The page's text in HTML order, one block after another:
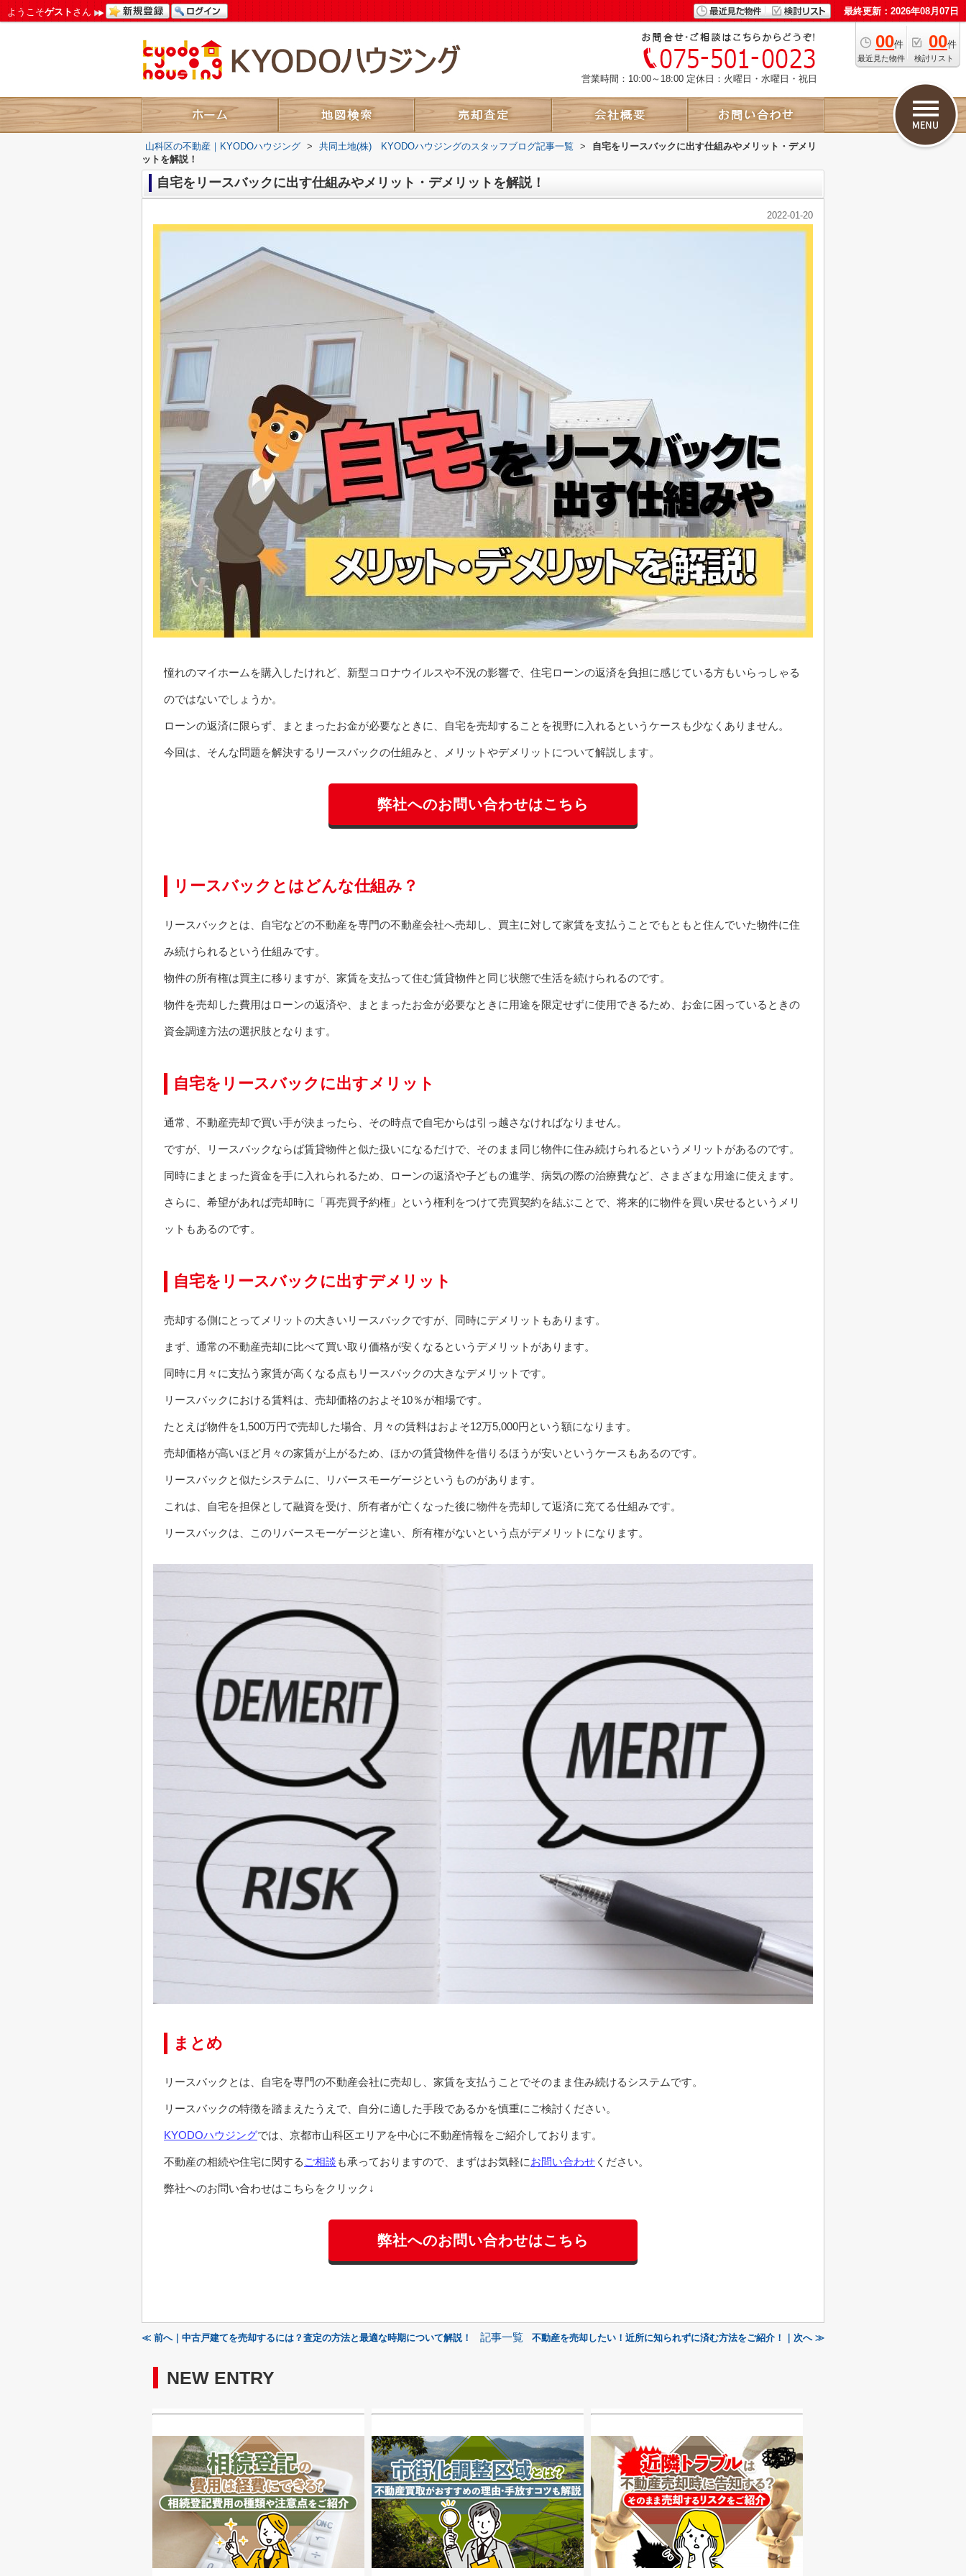
ようこそゲストさん 最終更新：2026年08月07日
00件
最近見た物件
00件
検討リスト
営業時間：10:00～18:00 定休日：火曜日・水曜日・祝日
山科区の不動産｜KYODOハウジング > 共同土地(株) KYODOハウジングのスタッフブログ記事一覧 >
自宅をリースバックに出す仕組みやメリット・デメリ
ットを解説！
自宅をリースバックに出す仕組みやメリット・デメリットを解説！
2022-01-20
憧れのマイホームを購入したけれど、新型コロナウイルスや不況の影響で、住宅ローンの返済を負担に感じている方もいらっしゃる
のではないでしょうか。
ローンの返済に限らず、まとまったお金が必要なときに、自宅を売却することを視野に入れるというケースも少なくありません。
今回は、そんな問題を解決するリースバックの仕組みと、メリットやデメリットについて解説します。
弊社へのお問い合わせはこちら
リースバックとはどんな仕組み？
リースバックとは、自宅などの不動産を専門の不動産会社へ売却し、買主に対して家賃を支払うことでもともと住んでいた物件に住
み続けられるという仕組みです。
物件の所有権は買主に移りますが、家賃を支払って住む賃貸物件と同じ状態で生活を続けられるのです。
物件を売却した費用はローンの返済や、まとまったお金が必要なときに用途を限定せずに使用できるため、お金に困っているときの
資金調達方法の選択肢となります。
自宅をリースバックに出すメリット
通常、不動産売却で買い手が決まったら、その時点で自宅からは引っ越さなければなりません。
ですが、リースバックならば賃貸物件と似た扱いになるだけで、そのまま同じ物件に住み続けられるというメリットがあるのです。
同時にまとまった資金を手に入れられるため、ローンの返済や子どもの進学、病気の際の治療費など、さまざまな用途に使えます。
さらに、希望があれば売却時に「再売買予約権」という権利をつけて売買契約を結ぶことで、将来的に物件を買い戻せるというメリ
ットもあるのです。
自宅をリースバックに出すデメリット
売却する側にとってメリットの大きいリースバックですが、同時にデメリットもあります。
まず、通常の不動産売却に比べて買い取り価格が安くなるというデメリットがあります。
同時に月々に支払う家賃が高くなる点もリースバックの大きなデメリットです。
リースバックにおける賃料は、売却価格のおよそ10％が相場です。
たとえば物件を1,500万円で売却した場合、月々の賃料はおよそ12万5,000円という額になります。
売却価格が高いほど月々の家賃が上がるため、ほかの賃貸物件を借りるほうが安いというケースもあるのです。
リースバックと似たシステムに、リバースモーゲージというものがあります。
これは、自宅を担保として融資を受け、所有者が亡くなった後に物件を売却して返済に充てる仕組みです。
リースバックは、このリバースモーゲージと違い、所有権がないという点がデメリットになります。
まとめ
リースバックとは、自宅を専門の不動産会社に売却し、家賃を支払うことでそのまま住み続けるシステムです。
リースバックの特徴を踏まえたうえで、自分に適した手段であるかを慎重にご検討ください。
KYODOハウジングでは、京都市山科区エリアを中心に不動産情報をご紹介しております。
不動産の相続や住宅に関する ご相談 も承っておりますので、まずはお気軽にお問い合わせ ください。
弊社へのお問い合わせはこちらをクリック↓
弊社へのお問い合わせはこちら
≪ 前へ｜中古戸建てを売却するには？査定の方法と最適な時期について解説！ 記事一覧 不動産を売却したい！近所に知られずに済む方法をご紹介！｜次へ ≫
NEW ENTRY